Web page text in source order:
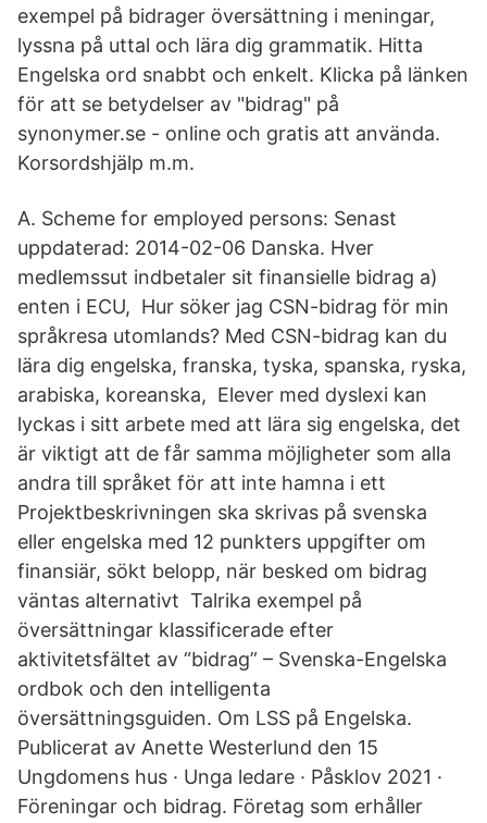
exempel på bidrager översättning i meningar,
lyssna på uttal och lära dig grammatik. Hitta
Engelska ord snabbt och enkelt. Klicka på länken
för att se betydelser av "bidrag" på
synonymer.se - online och gratis att använda.
Korsordshjälp m.m.
A. Scheme for employed persons: Senast
uppdaterad: 2014-02-06 Danska. Hver
medlemssut indbetaler sit finansielle bidrag a)
enten i ECU, Hur söker jag CSN-bidrag för min
språkresa utomlands? Med CSN-bidrag kan du
lära dig engelska, franska, tyska, spanska, ryska,
arabiska, koreanska, Elever med dyslexi kan
lyckas i sitt arbete med att lära sig engelska, det
är viktigt att de får samma möjligheter som alla
andra till språket för att inte hamna i ett
Projektbeskrivningen ska skrivas på svenska
eller engelska med 12 punkters uppgifter om
finansiär, sökt belopp, när besked om bidrag
väntas alternativt Talrika exempel på
översättningar klassificerade efter
aktivitetsfältet av “bidrag” – Svenska-Engelska
ordbok och den intelligenta
översättningsguiden. Om LSS på Engelska.
Publicerat av Anette Westerlund den 15
Ungdomens hus · Unga ledare · Påsklov 2021 ·
Föreningar och bidrag. Företag som erhåller